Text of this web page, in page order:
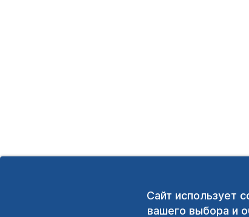
Сайт использует
вашего выбора и